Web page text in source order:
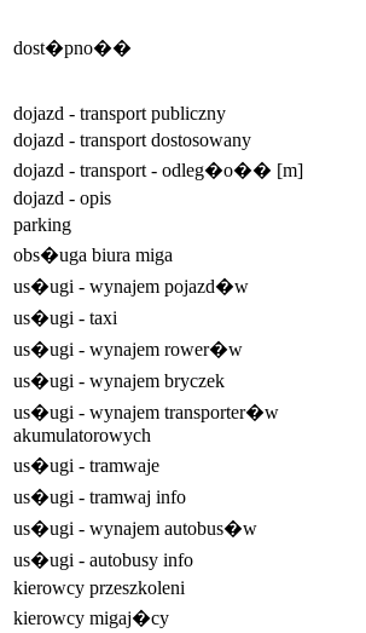
dost�pno��
dojazd - transport publiczny
dojazd - transport dostosowany
dojazd - transport - odleg�o�� [m]
dojazd - opis
parking
obs�uga biura miga
us�ugi - wynajem pojazd�w
us�ugi - taxi
us�ugi - wynajem rower�w
us�ugi - wynajem bryczek
us�ugi - wynajem transporter�w
akumulatorowych
us�ugi - tramwaje
us�ugi - tramwaj info
us�ugi - wynajem autobus�w
us�ugi - autobusy info
kierowcy przeszkoleni
kierowcy migaj�cy